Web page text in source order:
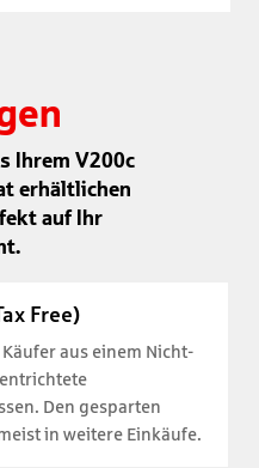
Ihrem V200c
erhältlichen
auf Ihr
Free)
aus einem Nicht-
Den gesparten
in weitere Einkäufe.